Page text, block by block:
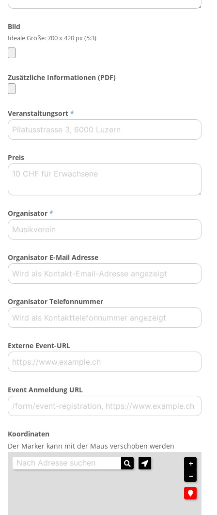
Bild
Ideale Größe: 700 x 420 px (5:3)
Zusätzliche Informationen (PDF)
Veranstaltungsort *
Preis
Organisator *
Organisator E-Mail Adresse
Organisator Telefonnummer
Externe Event-URL
Event Anmeldung URL
Koordinaten
Der Marker kann mit der Maus verschoben werden
+
−